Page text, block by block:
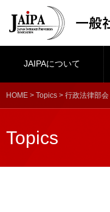
JAIPAについて
HOME > Topics > 行政法律部会
Topics